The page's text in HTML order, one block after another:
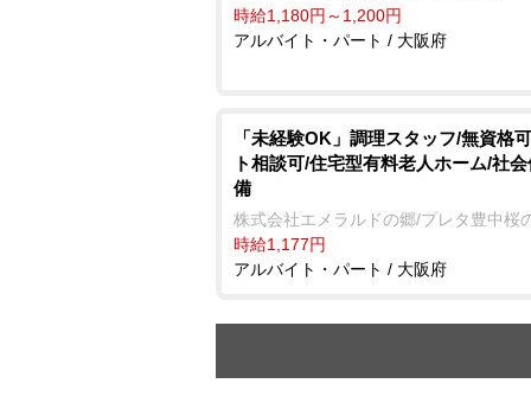
時給1,180円～1,200円
アルバイト・パート / 大阪府
「未経験OK」調理スタッフ/無資格
ト相談可/住宅型有料老人ホーム/社
備
株式会社エメラルドの郷/プレタ豊中桜
時給1,177円
アルバイト・パート / 大阪府